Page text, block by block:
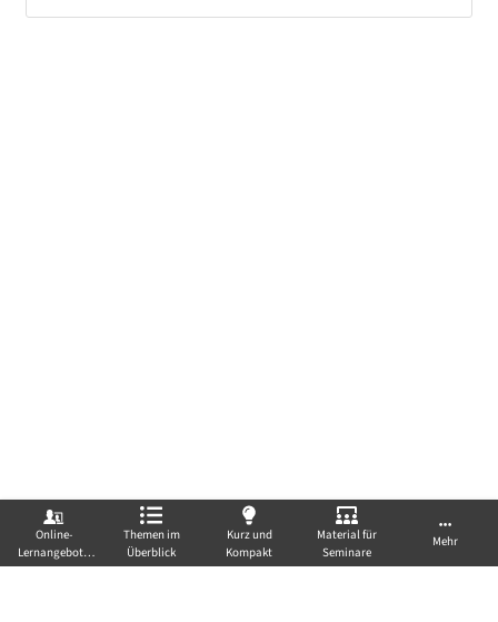
Online-
Lernangebote
von A-Z
Themen im
Überblick
Kurz und
Kompakt
Material für
Seminare
Mehr
Seitenlink kopieren